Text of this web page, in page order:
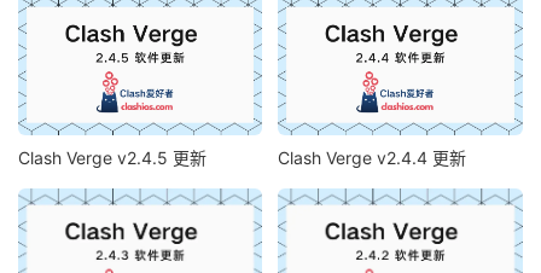
Clash Verge v2.4.5 更新 Clash Verge v2.4.4 更新